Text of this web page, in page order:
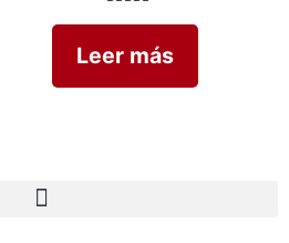
Valorado
en
0
de
Leer más